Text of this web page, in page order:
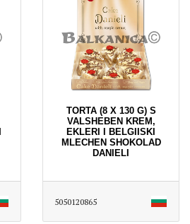
TORTA (8 X 130 G) S
VALSHEBEN KREM,
EKLERI I BELGIISKI
MLECHEN SHOKOLAD
DANIELI
5050120865